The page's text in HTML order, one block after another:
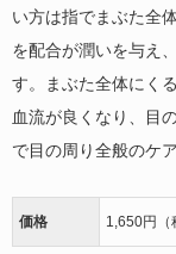
い方は指でまぶた全
を配合が潤いを与え
す。まぶた全体にく
血流が良くなり、目
で目の周り全般のケ
価格 1,650円（